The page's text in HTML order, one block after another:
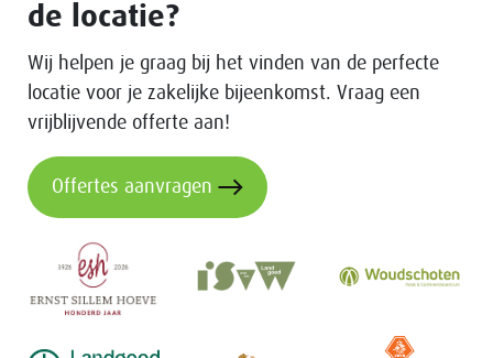
de locatie?
Wij helpen je graag bij het vinden van de perfecte
locatie voor je zakelijke bijeenkomst. Vraag een
vrijblijvende offerte aan!
Offertes aanvragen